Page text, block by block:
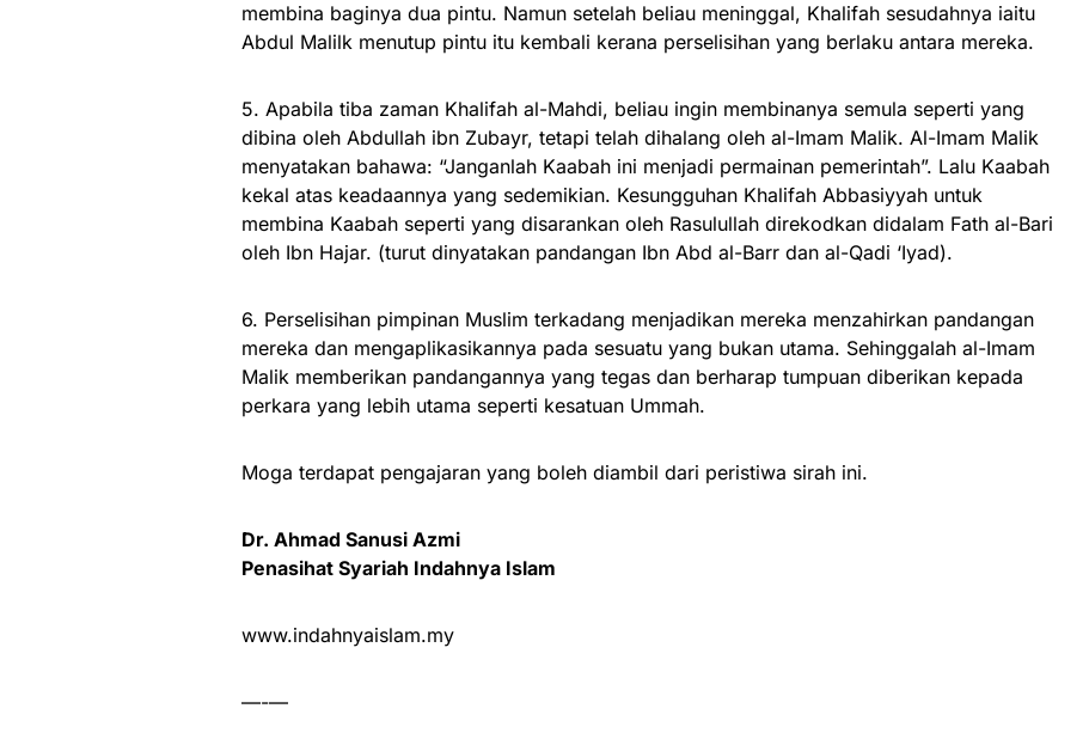
membina baginya dua pintu. Namun setelah beliau meninggal, Khalifah sesudahnya iaitu
Abdul Malilk menutup pintu itu kembali kerana perselisihan yang berlaku antara mereka.
5. Apabila tiba zaman Khalifah al-Mahdi, beliau ingin membinanya semula seperti yang
dibina oleh Abdullah ibn Zubayr, tetapi telah dihalang oleh al-Imam Malik. Al-Imam Malik
menyatakan bahawa: “Janganlah Kaabah ini menjadi permainan pemerintah”. Lalu Kaabah
kekal atas keadaannya yang sedemikian. Kesungguhan Khalifah Abbasiyyah untuk
membina Kaabah seperti yang disarankan oleh Rasulullah direkodkan didalam Fath al-Bari
oleh Ibn Hajar. (turut dinyatakan pandangan Ibn Abd al-Barr dan al-Qadi ‘Iyad).
6. Perselisihan pimpinan Muslim terkadang menjadikan mereka menzahirkan pandangan
mereka dan mengaplikasikannya pada sesuatu yang bukan utama. Sehinggalah al-Imam
Malik memberikan pandangannya yang tegas dan berharap tumpuan diberikan kepada
perkara yang lebih utama seperti kesatuan Ummah.
Moga terdapat pengajaran yang boleh diambil dari peristiwa sirah ini.
Dr. Ahmad Sanusi Azmi
Penasihat Syariah Indahnya Islam
www.indahnyaislam.my
—-—